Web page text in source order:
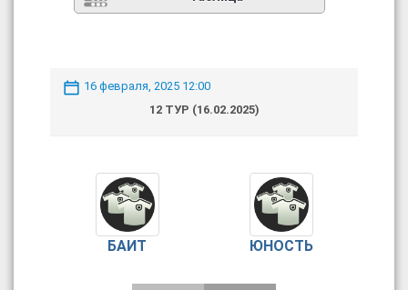
16 февраля, 2025 12:00
12 ТУР (16.02.2025)
БАИТ ЮНОСТЬ